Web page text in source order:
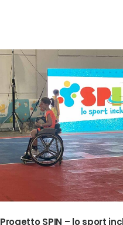
VIEW
Progetto SPIN – lo sport